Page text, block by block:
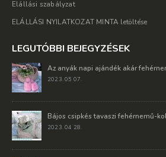
Elállási szabályzat
ELÁLLÁSI NYILATKOZAT MINTA letöltése
LEGUTÓBBI BEJEGYZÉSEK
Az anyák napi ajándék akár
2023. 05 07.
Bájos csipkés tavaszi fehérnemű-
2023. 04 28.